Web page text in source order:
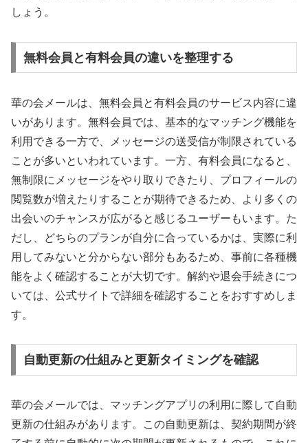
しょう。
無料会員と有料会員の違いを整理する
華の会メールは、無料会員と有料会員のサービス内容に違
いがあります。無料会員では、基本的なマッチング機能を
利用できる一方で、メッセージの送受信が制限されている
ことが多いといわれています。一方、有料会員になると、
無制限にメッセージをやり取りできたり、プロフィールの
閲覧数が増えたりすることが期待できるため、より多くの
出会いのチャンスが広がると感じるユーザーもいます。た
だし、どちらのプランが自分に合っているかは、実際に利
用してみないと分からない部分もあるため、事前に各種機
能をよく確認することが大切です。解約や退会手続きにつ
いては、公式サイトで詳細を確認することをおすすめしま
す。
自動更新の仕組みと更新タイミングを確認
華の会メールでは、マッチングアプリの利用に際して自動
更新の仕組みがあります。この自動更新は、契約期間が終